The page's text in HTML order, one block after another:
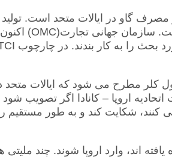
گاو در ایالات متحد است. تولید
سازمان جهانی تجارت(OMC)
بحث را به کار بندند. در چارچوب
کلر مطرح می شود که ایالات
اتحادیه اروپا – کانادا اگر تصویب
شکایت کند و به طور مستقیم
اجازه یافته اند، وارد اروپا شوند. چند